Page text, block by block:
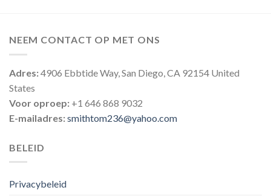
NEEM CONTACT OP MET ONS
Adres:4906 Ebbtide Way, San Diego, CA 92154 United
States
Voor oproep: +1 646 868 9032
E-mailadres:smithtom236@yahoo.com
BELEID
Privacybeleid